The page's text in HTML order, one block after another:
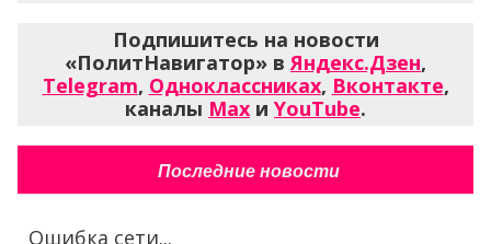
Подпишитесь на новости
«ПолитНавигатор» в Яндекс.Дзен,
Telegram, Одноклассниках, Вконтакте,
каналы Max и YouTube.
Последние новости
Ошибка сети...